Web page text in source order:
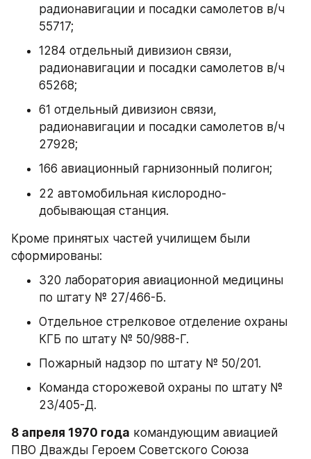
радионавигации и посадки самолетов в/ч
55717;
1284 отдельный дивизион связи,
радионавигации и посадки самолетов в/ч
65268;
61 отдельный дивизион связи,
радионавигации и посадки самолетов в/ч
27928;
166 авиационный гарнизонный полигон;
22 автомобильная кислородно-
добывающая станция.
Кроме принятых частей училищем были
сформированы:
320 лаборатория авиационной медицины
по штату № 27/466-Б.
Отдельное стрелковое отделение охраны
КГБ по штату № 50/988-Г.
Пожарный надзор по штату № 50/201.
Команда сторожевой охраны по штату №
23/405-Д.
8 апреля 1970 года командующим авиацией
ПВО Дважды Героем Советского Союза